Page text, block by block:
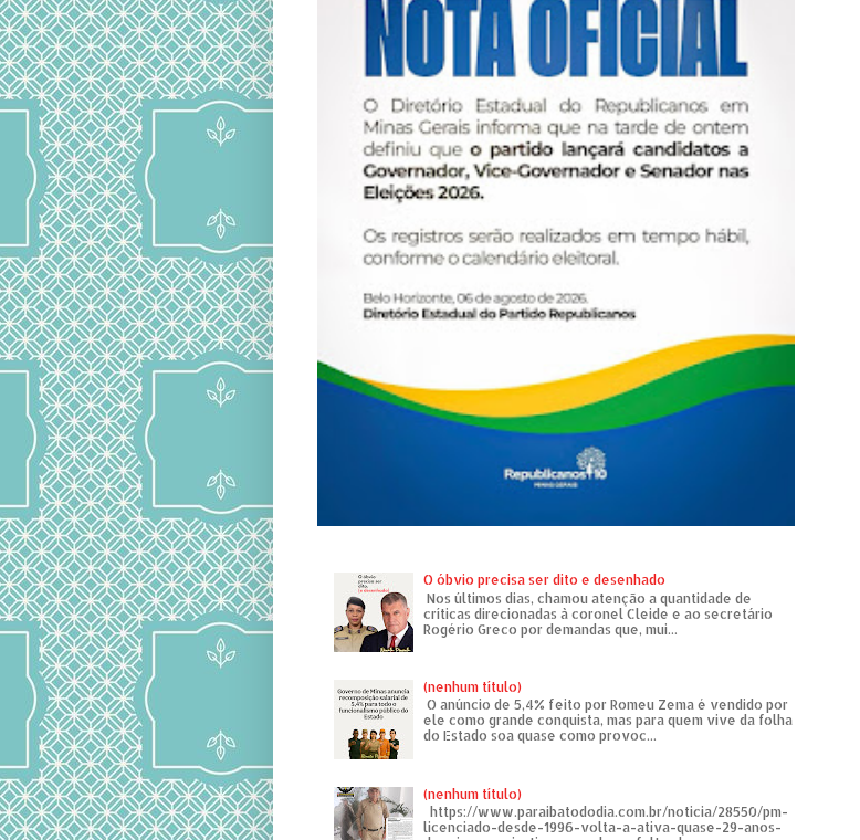
O óbvio precisa ser dito e desenhado
Nos últimos dias, chamou atenção a quantidade de
críticas direcionadas à coronel Cleide e ao secretário
Rogério Greco por demandas que, mui...
(nenhum título)
O anúncio de 5,4% feito por Romeu Zema é vendido por
ele como grande conquista, mas para quem vive da folha
do Estado soa quase como provoc...
(nenhum título)
https://www.paraibatododia.com.br/noticia/28550/pm-
licenciado-desde-1996-volta-a-ativa-quase-29-anos-